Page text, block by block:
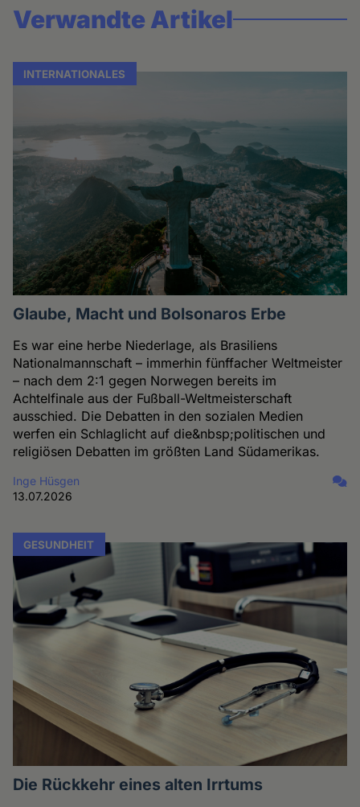
Verwandte Artikel
INTERNATIONALES
Glaube, Macht und Bolsonaros Erbe
Es war eine herbe Niederlage, als Brasiliens
Nationalmannschaft – immerhin fünffacher Weltmeister
– nach dem 2:1 gegen Norwegen bereits im
Achtelfinale aus der Fußball-Weltmeisterschaft
ausschied. Die Debatten in den sozialen Medien
werfen ein Schlaglicht auf die&nbsp;politischen und
religiösen Debatten im größten Land Südamerikas.
Inge Hüsgen
13.07.2026
GESUNDHEIT
Die Rückkehr eines alten Irrtums